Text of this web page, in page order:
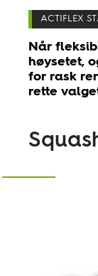
ACTIFLEX
Når
høysetet,
for rask
rette